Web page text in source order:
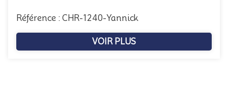
Référence : CHR-1240-Yannick
VOIR PLUS